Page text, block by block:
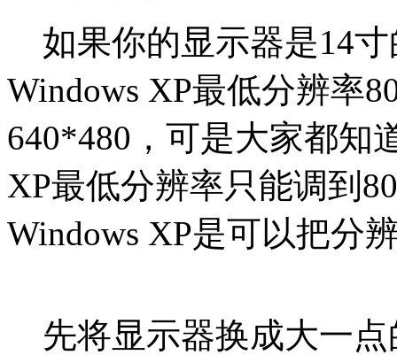
如果你的显示器是14
Windows XP最低分辨率
640*480，可是大家都知
XP最低分辨率只能调到
Windows XP是可以把分
先将显示器换成大一点